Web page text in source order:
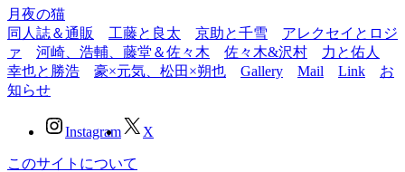
月夜の猫
同人誌＆通販
工藤と良太 京助と千雪
アレクセイとロジ
ァ
河崎、浩輔、藤堂＆佐々木 佐々木&沢村
力と佑人
幸也と勝浩
豪×元気、松田×朔也 Gallery Mail Link
お
知らせ
Instagram X
このサイトについて